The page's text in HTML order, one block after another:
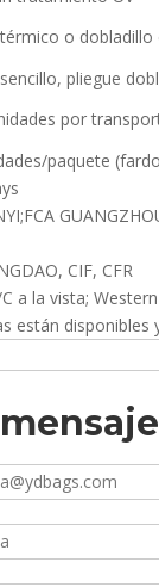
o
pliegue
por
paquete
CIF, CFR
a la vista;
están disponibles